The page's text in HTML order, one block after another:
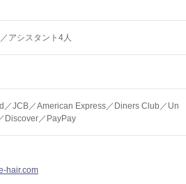
アシスタント4人
／JCB／American Express／Diners Club／Un
Discover／PayPay
hair.com